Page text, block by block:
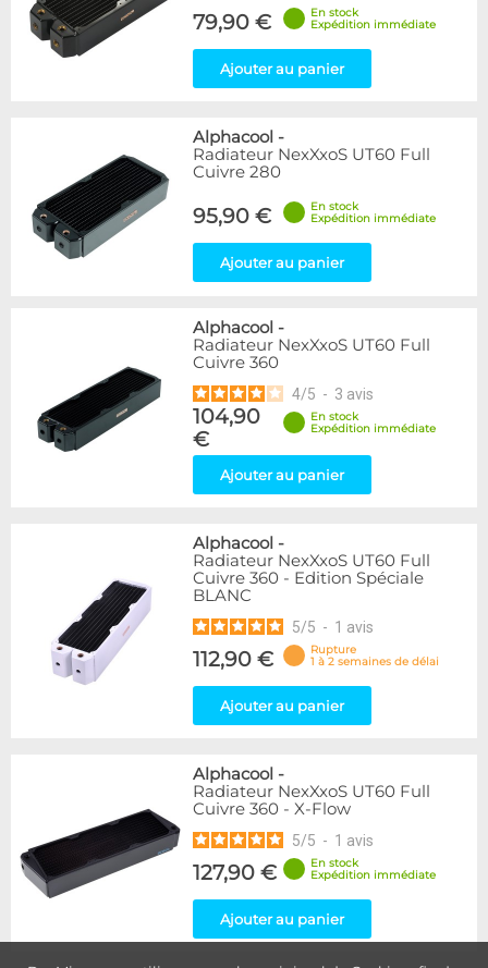
79,90 €
En stock
Expédition immédiate
Ajouter au panier
Alphacool -
Radiateur NexXxoS UT60 Full
Cuivre 280
95,90 €
En stock
Expédition immédiate
Ajouter au panier
Alphacool -
Radiateur NexXxoS UT60 Full
Cuivre 360
4/5 - 3 avis
104,90
€
En stock
Expédition immédiate
Ajouter au panier
Alphacool -
Radiateur NexXxoS UT60 Full
Cuivre 360 - Edition Spéciale
BLANC
5/5 - 1 avis
112,90 €
Rupture
1 à 2 semaines de délai
Ajouter au panier
Alphacool -
Radiateur NexXxoS UT60 Full
Cuivre 360 - X-Flow
5/5 - 1 avis
127,90 €
En stock
Expédition immédiate
Ajouter au panier